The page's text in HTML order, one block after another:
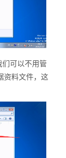
可以不用管
资料文件，这